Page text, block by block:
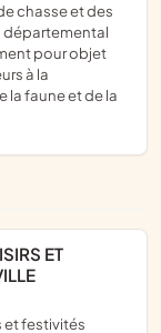
chasse et des
départemental
pour objet
à la
la faune et de la